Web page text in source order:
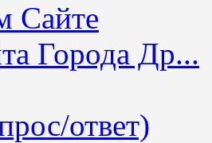
Сайте
Города Др...
ответ)